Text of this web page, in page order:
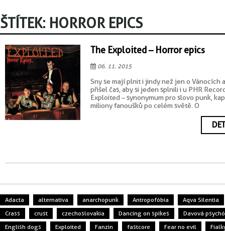
ŠTÍTEK: HORROR EPICS
The Exploited – Horror epics
06. 11. 2015
Sny se mají plnit i jindy než jen o Vánocích
přišel čas, aby si jeden splnili i u PHR
Exploited – synonymum pro slovo punk,
miliony fanoušků po celém světě. O
Adacta alternativa anarchopunk Antropofóbia
Aqva Silentia
Crass
crust czechoslovakia Dancing on spikes
Davová
English dogs
Exploited Fanzin fastcore Fear no evil